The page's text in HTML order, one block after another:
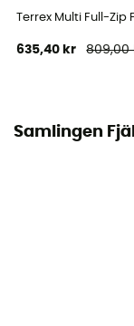
Vindjacka
Terrex Multi Full-
635,40 kr 809,00
Samlingen